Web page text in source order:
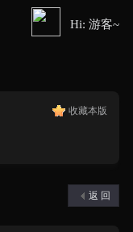
Hi: 游客~
收藏本版
返 回